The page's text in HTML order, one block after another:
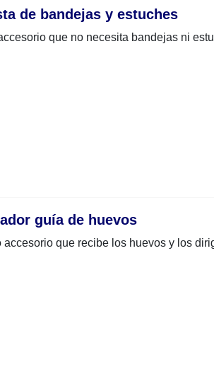
de bandejas y estuches
que no necesita bandejas ni
guía de huevos
accesorio que recibe los huevos y los